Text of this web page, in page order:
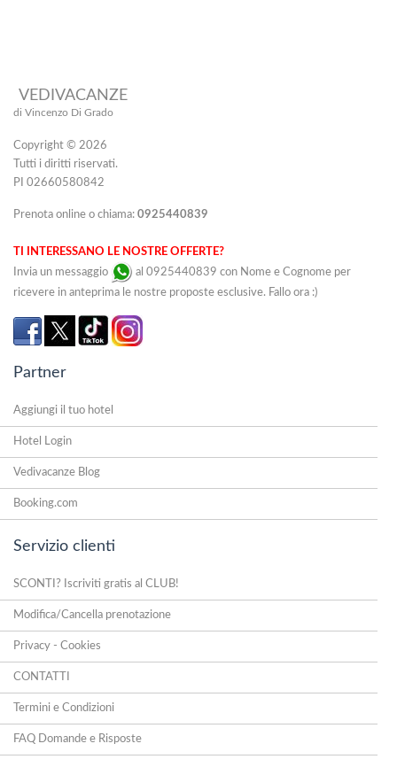
VEDIVACANZE
di Vincenzo Di Grado
Copyright © 2026
Tutti i diritti riservati.
PI 02660580842
Prenota online o chiama: 0925440839
TI INTERESSANO LE NOSTRE OFFERTE?
Invia un messaggio
al 0925440839 con Nome e Cognome per
ricevere in anteprima le nostre proposte esclusive. Fallo ora :)
Partner
Aggiungi il tuo hotel
Hotel Login
Vedivacanze Blog
Booking.com
Servizio clienti
SCONTI? Iscriviti gratis al CLUB!
Modifica/Cancella prenotazione
Privacy - Cookies
CONTATTI
Termini e Condizioni
FAQ Domande e Risposte